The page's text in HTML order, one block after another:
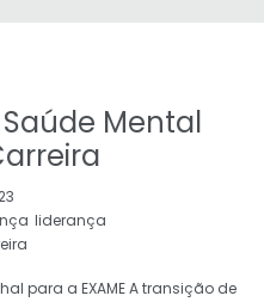
Mental
liderança
para a EXAME A transição de